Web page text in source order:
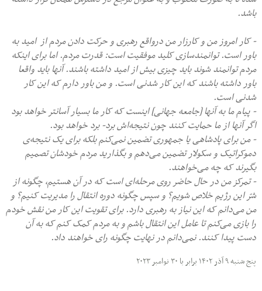
باشد.
- کار امروز من و کارزار من درواقع رهبری و حرکت دادن مردم از امید به
باور است. توانمندسازی کلید موفقیت است: قدرت مردم. اما برای اینکه
مردم توانمند شوند باید چیزی بیش از امید داشته باشند. آنها باید واقعا
باور داشته باشند که این کار شدنی است. و من باور دارم که این کار
شدنی است.
- پیام ما به آنها [جامعه جهانی] اینست که کار ما بسیار آسانتر خواهد بود
اگر آنها از ما حمایت کنند چون نتیجه‌اش برد- برد خواهد بود.
- من برای پادشاهی یا جمهوری تضمین نمی‌کنم بلکه برای یک نتیجه‌ی
دموکراتیک و سکولار تضمین می‌دهم و بگذارید مردم خودشان تصمیم
بگیرند که چه می‌خواهند.
- تمرکز من در حال حاضر روی مرحله‌ای است که در آن هستیم، چگونه از
شرّ این رژیم خلاص شویم؟ و سپس چگونه دوره انتقال را مدیریت کنیم؟ و
من می‌دانم که این نیاز به رهبری دارد. برای تقویت این کار من نقش خودم
را بازی می‌کنم تا عامل این انتقال باشم و به مردم کمک کنم که به آن
دست پیدا کنند. نمی‌دانم در نهایت چگونه رای خواهند داد.
پنج شنبه ۹ آذر ۱۴۰۲ برابر با ۳۰ نوامبر ۲۰۲۳